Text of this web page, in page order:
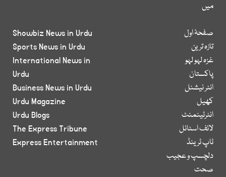
میں
صفحۂ اول
تازہ ترین
غزہ لہو لہو
پاکستان
انٹر نیشنل
کھیل
انٹرٹینمنٹ
لائف اسٹائل
ٹاپ ٹرینڈ
دلچسپ و عجیب
صحت
Showbiz News in Urdu
Sports News in Urdu
International News in
Urdu
Business News in Urdu
Urdu Magazine
Urdu Blogs
The Express Tribune
Express Entertainment